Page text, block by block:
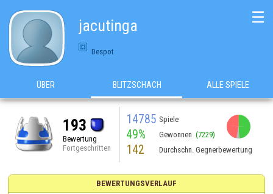
jacutinga
Despot
☰
ÜBER BLITZSCHACH ALLE SPIELE
193
Bewertung
Fortgeschritten
14785 Spiele
49% Gewonnen (7229)
142 Durchschn. Gegnerbewertung
BEWERTUNGSVERLAUF